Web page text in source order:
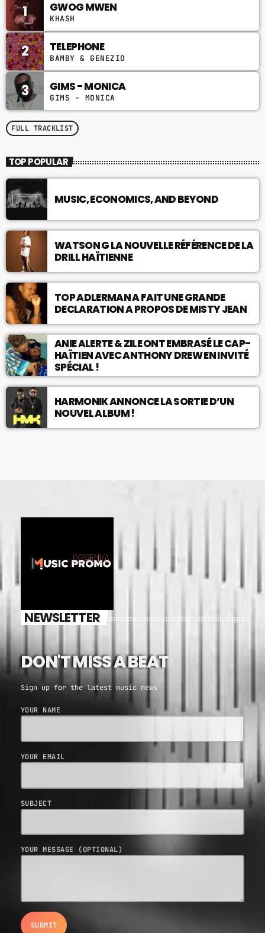
de classiques incontournables et des actualités
musicales pour bien commencer la journée.
1 GWOG MWEN
KHASH
2 TELEPHONE
BAMBY & GENEZIO
3 GIMS - MONICA
GIMS - MONICA
FULL TRACKLIST
TOP POPULAR
MUSIC, ECONOMICS, AND BEYOND
WATSON G LA NOUVELLE RÉFÉRENCE DE LA
DRILL HAÏTIENNE
TOP ADLERMAN A FAIT UNE GRANDE
DECLARATION A PROPOS DE MISTY JEAN
ANIE ALERTE & ZILE ONT EMBRASÉ LE CAP-
HAÏTIEN AVEC ANTHONY DREW EN INVITÉ
SPÉCIAL !
HARMONIK ANNONCE LA SORTIE D’UN
NOUVEL ALBUM !
NEWSLETTER
DON'T MISS A BEAT
Sign up for the latest music news
YOUR NAME
YOUR EMAIL
SUBJECT
YOUR MESSAGE (OPTIONAL)